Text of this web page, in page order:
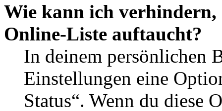
Wie kann ich verhindern,
Online-Liste auftaucht?
In deinem persönlichen
Einstellungen eine
Status“. Wenn du diese